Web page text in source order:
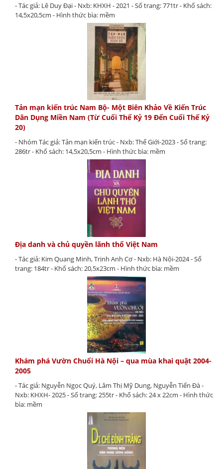
- Tác giả: Lê Duy Đại - Nxb: KHXH - 2021 - Số trang: 771tr - Khổ sách:
14,5x20,5cm - Hình thức bìa: mềm
Tản mạn kiến trúc Nam Bộ- Một Biên Khảo Về Kiến Trúc
Dân Dụng Miền Nam (Từ Cuối Thế Kỷ 19 Đến Cuối Thế Kỷ
20)
- Nhóm Tác giả: Tản mạn kiến trúc - Nxb: Thế Giới-2023 - Số trang:
286tr - Khổ sách: 14,5x20,5cm - Hình thức bìa: mềm
Địa danh và chủ quyền lãnh thổ Việt Nam
- Tác giả: Kim Quang Minh, Trịnh Anh Cơ - Nxb: Hà Nội-2024 - Số
trang: 184tr - Khổ sách: 20,5x23cm - Hình thức bìa: mềm
Khám phá Vườn Chuối Hà Nội – qua mùa khai quật 2004-
2005
- Tác giả: Nguyễn Ngọc Quý, Lâm Thị Mỹ Dung, Nguyễn Tiến Đà -
Nxb: KHXH- 2025 - Số trang: 255tr - Khổ sách: 24 x 22cm - Hình thức
bìa: mềm